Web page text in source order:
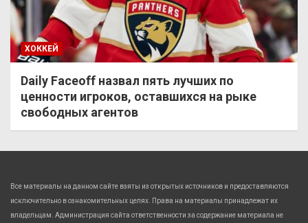
ХОККЕЙ
Daily Faceoff назвал пять лучших по
ценности игроков, оставшихся на рыке
свободных агентов
Все материалы на данном сайте взяты из открытых источников и предоставляются
исключительно в ознакомительных целях. Права на материалы принадлежат их
владельцам. Администрация сайта ответственности за содержание материала не